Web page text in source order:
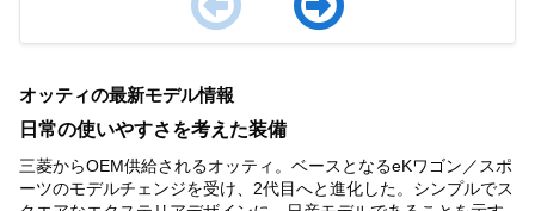
of
オッティの最新モデル情報
日常の使いやすさを考えた装備
三菱からOEM供給されるオッティ。ベースとなるeKワゴン／スポ
ーツのモデルチェンジを受け、2代目へと進化した。シンプルでス